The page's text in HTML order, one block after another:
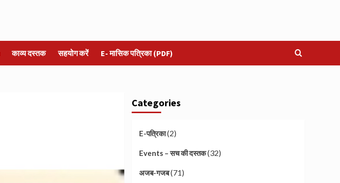
काव्य दस्तक सहयोग करें E- मासिक पत्रिका (PDF)
Categories
E-पत्रिका(2)
Events – सच की दस्तक(32)
अजब-गजब(71)